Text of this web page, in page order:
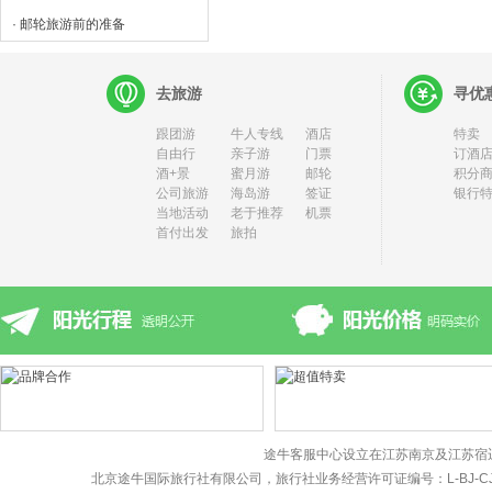
· 邮轮旅游前的准备
去旅游
跟团游 牛人专线
酒店
自由行
亲子游
门票
酒+景
蜜月游
邮轮
公司旅游
海岛游
签证
当地活动
老于推荐
机票
首付出发
旅拍
寻优
特卖
订酒
积分
银行
途牛客服中心设立在江苏南京及江苏
北京途牛国际旅行社有限公司，旅行社业务经营许可证编号：L-